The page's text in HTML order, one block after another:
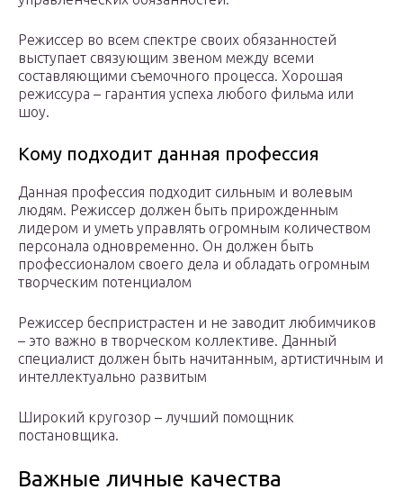
Режиссер во всем спектре своих обязанностей
выступает связующим звеном между всеми
составляющими съемочного процесса. Хорошая
режиссура – гарантия успеха любого фильма или
шоу.
Кому подходит данная профессия
Данная профессия подходит сильным и волевым
людям. Режиссер должен быть прирожденным
лидером и уметь управлять огромным количеством
персонала одновременно. Он должен быть
профессионалом своего дела и обладать огромным
творческим потенциалом
Режиссер беспристрастен и не заводит любимчиков
– это важно в творческом коллективе. Данный
специалист должен быть начитанным, артистичным и
интеллектуально развитым
Широкий кругозор – лучший помощник
постановщика.
Важные личные качества